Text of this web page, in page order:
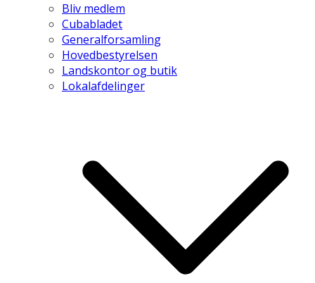
Bliv medlem
Cubabladet
Generalforsamling
Hovedbestyrelsen
Landskontor og butik
Lokalafdelinger